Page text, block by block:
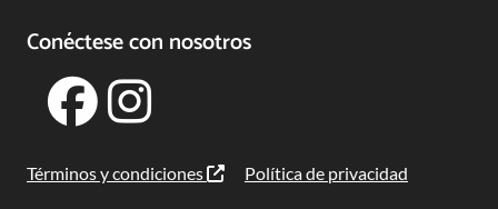
Términos y condiciones Política de privacidad
Conéctese con nosotros